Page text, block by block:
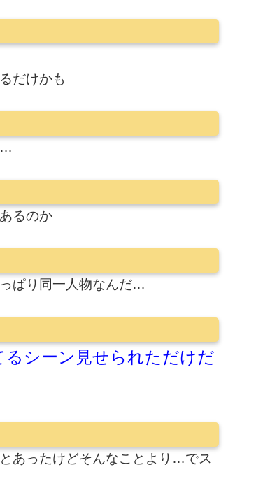
だけかも
…
るのか
ぱり同一人物なんだ…
シーン見せられただけだ
あったけどそんなことより…でス